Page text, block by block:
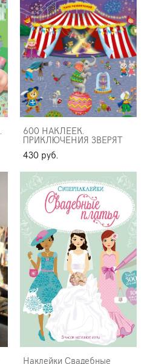
600 НАКЛЕЕК.
ПРИКЛЮЧЕНИЯ ЗВЕРЯТ
430 pуб.
Наклейки Свадебные